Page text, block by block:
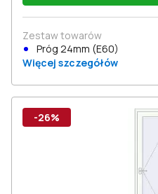
Zestaw towarów
Próg 24mm (E60)
Więcej szczegółów
-26%